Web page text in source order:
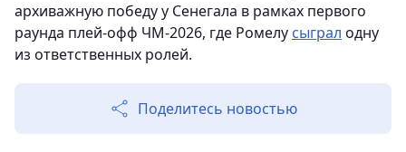
архиважную победу у Сенегала в рамках первого
раунда плей-офф ЧМ-2026, где Ромелу сыграл одну
из ответственных ролей.
Поделитесь новостью